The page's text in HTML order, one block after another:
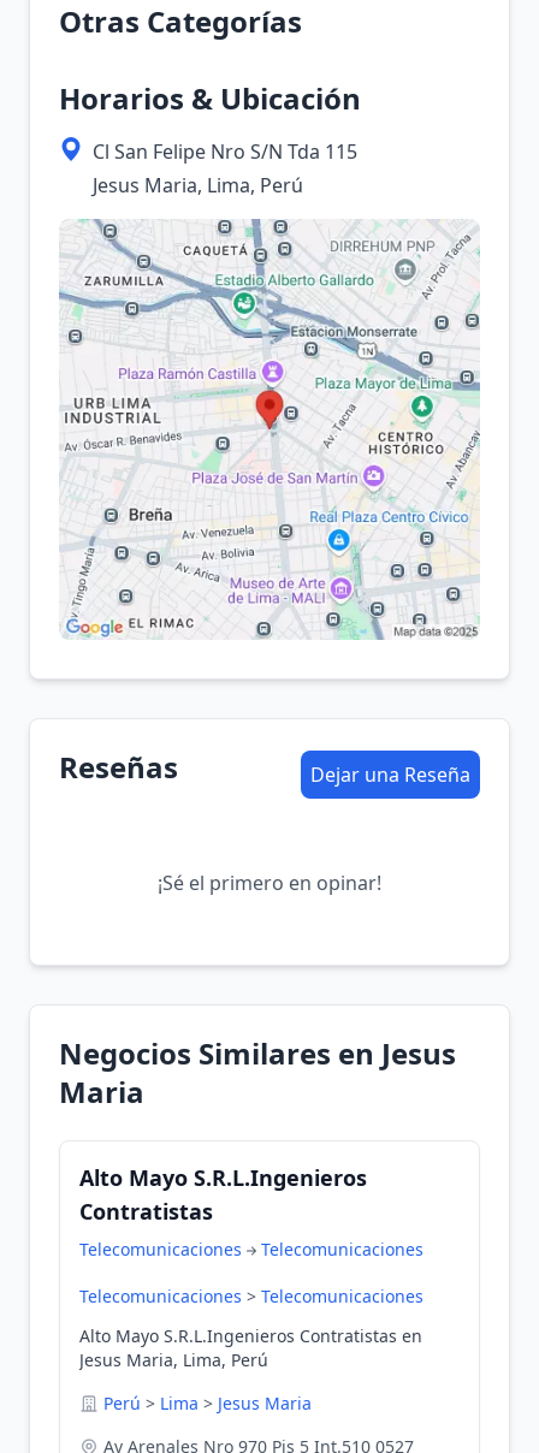
Otras Categorías
Horarios & Ubicación
Cl San Felipe Nro S/N Tda 115
Jesus Maria, Lima, Perú
Reseñas Dejar una Reseña
¡Sé el primero en opinar!
Negocios Similares en Jesus
Maria
Alto Mayo S.R.L.Ingenieros
Contratistas
Telecomunicaciones Telecomunicaciones
Telecomunicaciones > Telecomunicaciones
Alto Mayo S.R.L.Ingenieros Contratistas en
Jesus Maria, Lima, Perú
Perú > Lima > Jesus Maria
Av Arenales Nro 970 Pis 5 Int.510 0527